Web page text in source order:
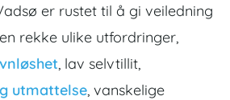
er rustet til å gi veiledning
rekke ulike utfordringer,
, lav selvtillit,
utmattelse, vanskelige